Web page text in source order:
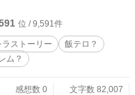
います。 ※尚、小説の主人公は
位 / 9,591件
ストーリー
飯テロ？
ム？
感想数 0
文字数 82,007